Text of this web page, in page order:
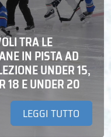
TRA LE
IN PISTA AD
UNDER 15,
18 E UNDER 20
LEGGI TUTTO